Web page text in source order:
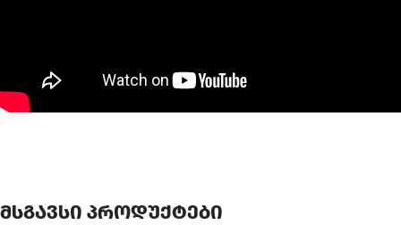
მსგავსი პროდუქტები